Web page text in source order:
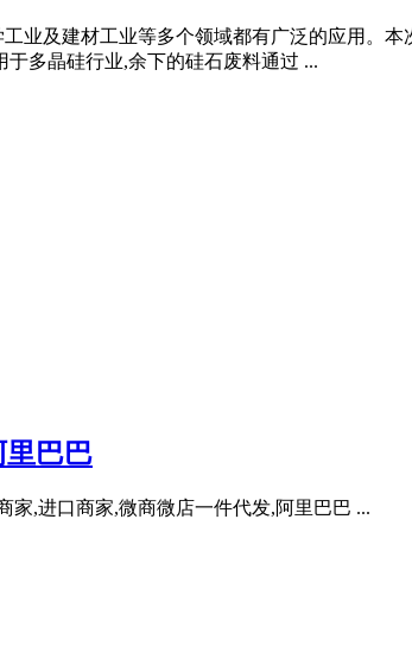
业及建材工业等多个领域都有广泛的应用。
多晶硅行业,余下的硅石废料通过 ...
里巴巴
家,进口商家,微商微店一件代发,阿里巴巴 ...